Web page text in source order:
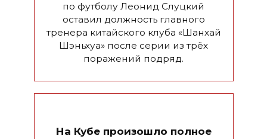
по футболу Леонид Слуцкий
оставил должность главного
тренера китайского клуба «Шанхай
Шэньхуа» после серии из трёх
поражений подряд.
На Кубе произошло полное